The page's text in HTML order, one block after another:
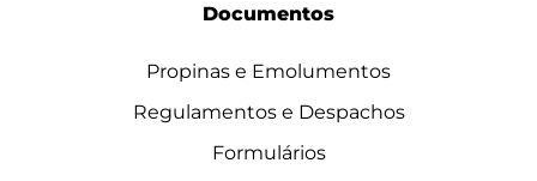
Documentos
Propinas e Emolumentos
Regulamentos e Despachos
Formulários